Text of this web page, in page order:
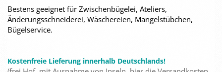
Bestens geeignet für Zwischenbügelei, Ateliers,
Änderungsschneiderei, Wäschereien, Mangelstübchen,
Bügelservice.
Kostenfreie Lieferung innerhalb Deutschlands!